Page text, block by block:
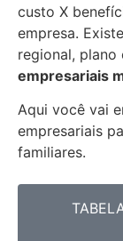
custo X
empresa.
regional,
empresariais
Aqui você vai
empresariais
familiares.